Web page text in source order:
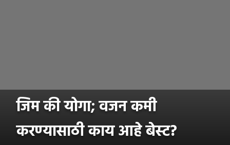
जिम की योगा; वजन कमी
करण्यासाठी काय आहे बेस्ट?